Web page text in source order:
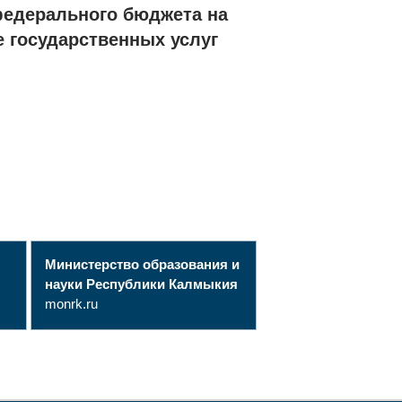
бюджета на
услуг
Министерство образования и
науки Республики Калмыкия
monrk.ru